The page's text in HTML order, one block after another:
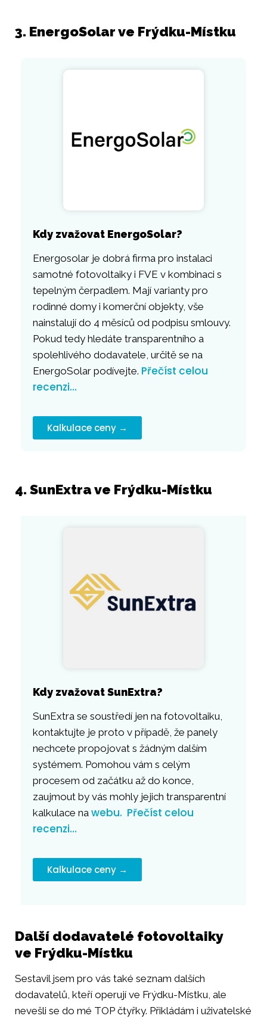
3. EnergoSolar ve Frýdku-Místku
Kdy zvažovat EnergoSolar?
Energosolar je dobrá firma pro instalaci
samotné fotovoltaiky i FVE v kombinaci s
tepelným čerpadlem. Mají varianty pro
rodinné domy i komerční objekty, vše
nainstalují do 4 měsíců od podpisu smlouvy.
Pokud tedy hledáte transparentního a
spolehlivého dodavatele, určitě se na
EnergoSolar podívejte. Přečíst celou
recenzi…
Kalkulace ceny →
4. SunExtra ve Frýdku-Místku
Kdy zvažovat SunExtra?
SunExtra se soustředí jen na fotovoltaiku,
kontaktujte je proto v případě, že panely
nechcete propojovat s žádným dalším
systémem. Pomohou vám s celým
procesem od začátku až do konce,
zaujmout by vás mohly jejich transparentní
kalkulace na webu. Přečíst celou
recenzi…
Kalkulace ceny →
Další dodavatelé fotovoltaiky
ve Frýdku-Místku
Sestavil jsem pro vás také seznam dalších
dodavatelů, kteří operují ve Frýdku-Místku, ale
nevešli se do mé TOP čtyřky. Přikládám i uživatelské